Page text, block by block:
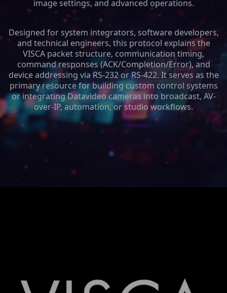
image settings, and advanced operations.
Designed for system integrators, software developers,
and technical engineers, this protocol explains the
VISCA packet structure, communication timing,
command responses (ACK/Completion/Error), and
device addressing via RS-232 or RS-422. It serves as the
primary resource for building custom control systems
or integrating Datavideo cameras into broadcast, AV-
over-IP, automation, or studio workflows.